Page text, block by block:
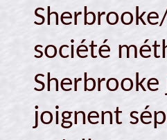
société
joignent